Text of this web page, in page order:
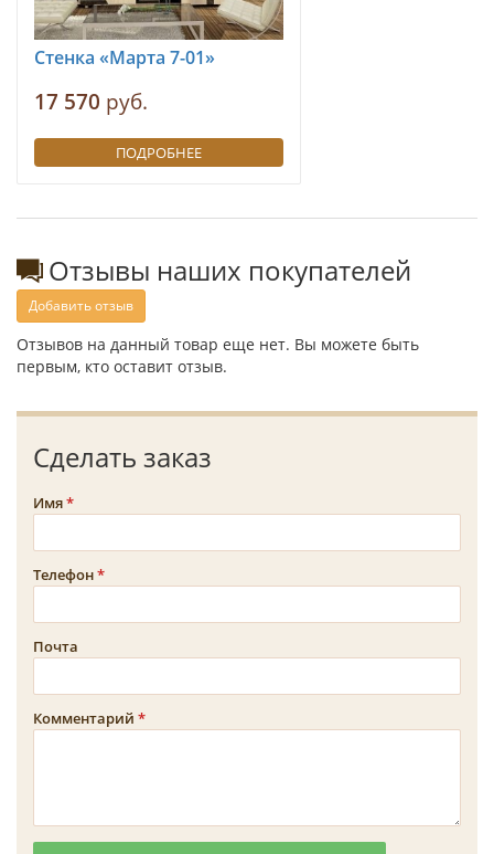
Стенка «Марта 7-01»
17 570 руб.
ПОДРОБНЕЕ
Отзывы наших покупателей
Добавить отзыв
Отзывов на данный товар еще нет. Вы можете быть
первым, кто оставит отзыв.
Сделать заказ
Имя
Телефон
Почта
Комментарий